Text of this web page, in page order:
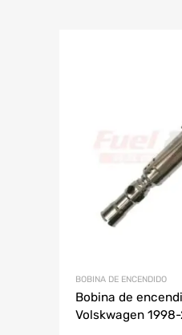
BOBINA DE ENCENDIDO
Bobina de
Volskwagen